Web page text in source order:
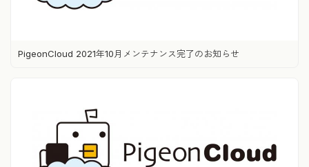
PigeonCloud 2021年10月メンテナンス完了のお知らせ